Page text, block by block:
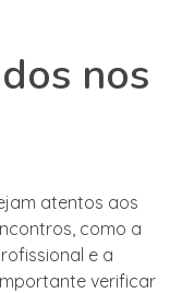
nos
atentos aos
como a
e a
verificar